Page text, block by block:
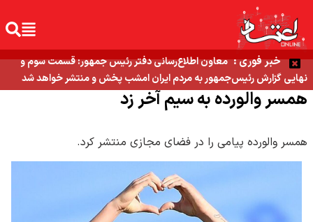
خبر فوری : معاون اطلاع‌رسانی دفتر رئیس جمهور: قسمت سوم و
نهایی گزارش رئیس‌جمهور به مردم ایران امشب پخش و منتشر خواهد شد
همسر والورده به سیم آخر زد
همسر والورده پیامی را در فضای مجازی منتشر کرد.